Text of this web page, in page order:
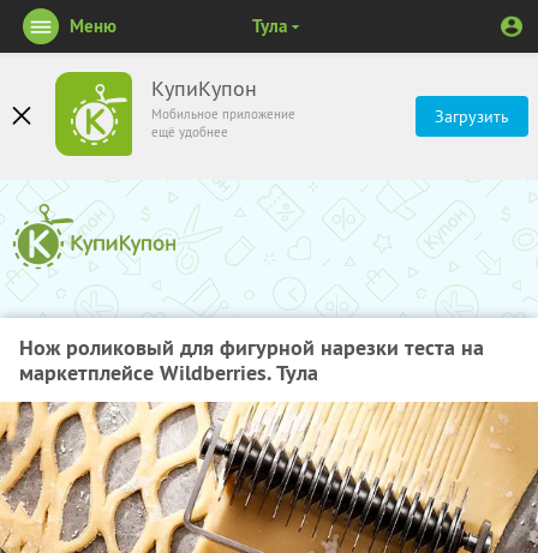
КупиКупон
Мобильное приложение
ещё удобнее
Загрузить
Меню Тула
Нож роликовый для фигурной нарезки теста на
маркетплейсе Wildberries. Тула